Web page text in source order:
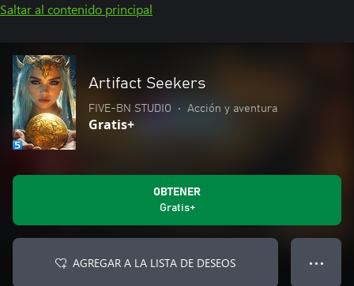
Saltar al contenido principal
Artifact Seekers
FIVE-BN STUDIO • Acción y aventura
Gratis+
OBTENER
Gratis+
AGREGAR A LA LISTA DE DESEOS ● ● ●